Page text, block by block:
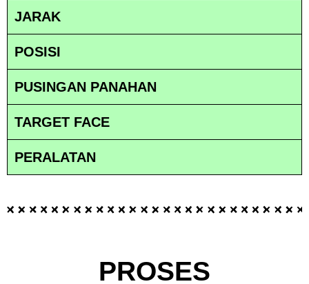
JARAK
POSISI
PUSINGAN PANAHAN
TARGET FACE
PERALATAN
PROSES